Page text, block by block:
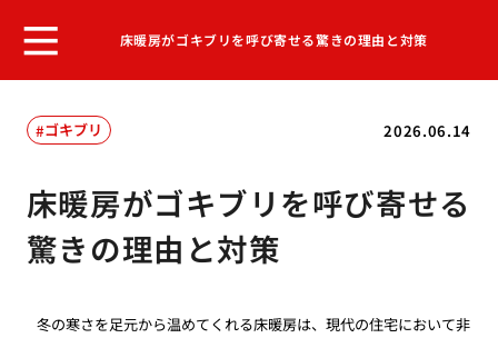
床暖房がゴキブリを呼び寄せる驚きの理由と対策
2026.06.14
ゴキブリ
床暖房がゴキブリを呼び寄せる
驚きの理由と対策
冬の寒さを足元から温めてくれる床暖房は、現代の住宅において非